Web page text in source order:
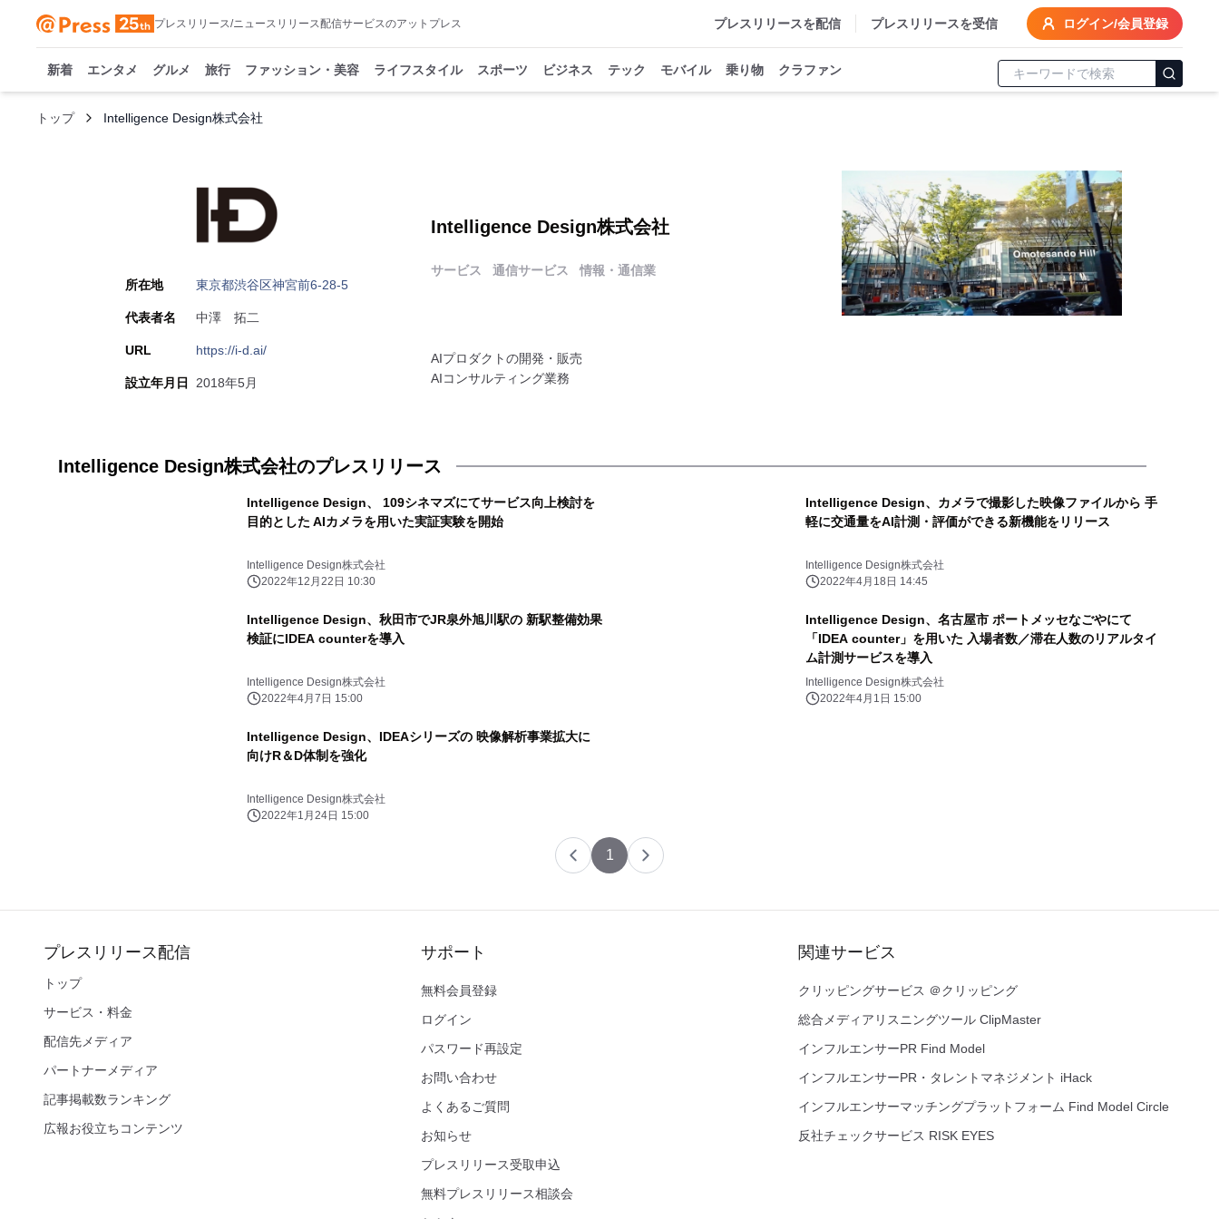
プレスリリース/ニュースリリース配信サービスのアットプレス プレスリリースを配信 プレスリリースを受信 ログイン/会員登録
新着 エンタメ グルメ 旅行 ファッション・美容 ライフスタイル スポーツ ビジネス テック モバイル 乗り物 クラファン
トップ Intelligence Design株式会社
Intelligence Design株式会社
サービス 通信サービス 情報・通信業
AIプロダクトの開発・販売
AIコンサルティング業務
所在地 東京都渋谷区神宮前6-28-5
代表者名 中澤 拓二
URL https://i-d.ai/
設立年月日 2018年5月
Intelligence Design株式会社のプレスリリース
Intelligence Design、 109シネマズにてサービス向上検討を
目的とした AIカメラを用いた実証実験を開始
Intelligence Design株式会社
2022年12月22日 10:30
Intelligence Design、カメラで撮影した映像ファイルから 手
軽に交通量をAI計測・評価ができる新機能をリリース
Intelligence Design株式会社
2022年4月18日 14:45
Intelligence Design、秋田市でJR泉外旭川駅の 新駅整備効果
検証にIDEA counterを導入
Intelligence Design株式会社
2022年4月7日 15:00
Intelligence Design、名古屋市 ポートメッセなごやにて
「IDEA counter」を用いた 入場者数／滞在人数のリアルタイ
ム計測サービスを導入
Intelligence Design株式会社
2022年4月1日 15:00
Intelligence Design、IDEAシリーズの 映像解析事業拡大に
向けR＆D体制を強化
Intelligence Design株式会社
2022年1月24日 15:00
1
プレスリリース配信
トップ
サービス・料金
配信先メディア
パートナーメディア
記事掲載数ランキング
広報お役立ちコンテンツ
サポート
無料会員登録
ログイン
パスワード再設定
お問い合わせ
よくあるご質問
お知らせ
プレスリリース受取申込
無料プレスリリース相談会
関連サービス
クリッピングサービス ＠クリッピング
総合メディアリスニングツール ClipMaster
インフルエンサーPR Find Model
インフルエンサーPR・タレントマネジメント iHack
インフルエンサーマッチングプラットフォーム Find Model Circle
反社チェックサービス RISK EYES